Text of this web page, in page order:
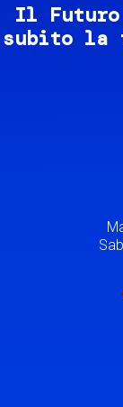
Il
subito la